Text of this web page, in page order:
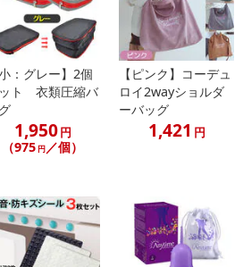
ル・返品交換は対応いたしかねます。
ております。
au PAY（auかんたん決済）、ソフトバ
イ、メルペイ、AEON Pay、Amazon
のため外部サイトへ遷移します。
定められた決済期限日にお支払いを完
了承いただいたうえでお申し込みくだ
については、商品の発送完了後、配送
小：グレー】2個
ト 衣類圧縮バ
1,950円
（975 円 ／個）
【ピンク】コーデュ
ロイ2wayショルダ
ーバッグ
1,421 円